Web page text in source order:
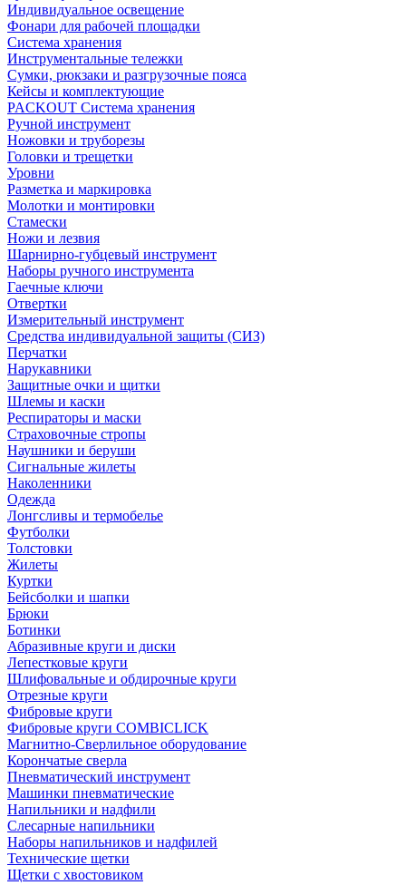
Индивидуальное освещение
Фонари для рабочей площадки
Система хранения
Инструментальные тележки
Сумки, рюкзаки и разгрузочные пояса
Кейсы и комплектующие
PACKOUT Система хранения
Ручной инструмент
Ножовки и труборезы
Головки и трещетки
Уровни
Разметка и маркировка
Молотки и монтировки
Стамески
Ножи и лезвия
Шарнирно-губцевый инструмент
Наборы ручного инструмента
Гаечные ключи
Отвертки
Измерительный инструмент
Средства индивидуальной защиты (СИЗ)
Перчатки
Нарукавники
Защитные очки и щитки
Шлемы и каски
Респираторы и маски
Страховочные стропы
Наушники и беруши
Сигнальные жилеты
Наколенники
Одежда
Лонгсливы и термобелье
Футболки
Толстовки
Жилеты
Куртки
Бейсболки и шапки
Брюки
Ботинки
Абразивные круги и диски
Лепестковые круги
Шлифовальные и обдирочные круги
Отрезные круги
Фибровые круги
Фибровые круги COMBICLICK
Магнитно-Сверлильное оборудование
Корончатые сверла
Пневматический инструмент
Машинки пневматические
Напильники и надфили
Слесарные напильники
Наборы напильников и надфилей
Технические щетки
Щетки с хвостовиком